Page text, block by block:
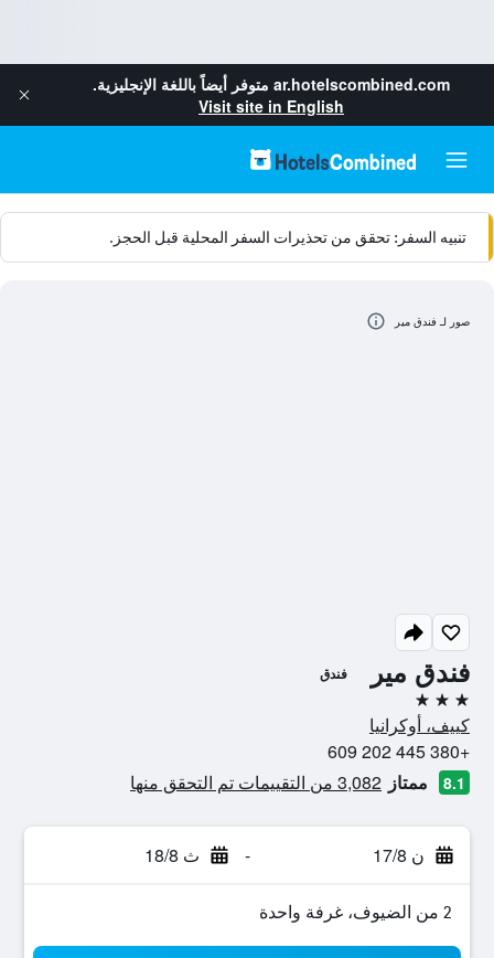
ar.hotelscombined.com متوفر أيضاً باللغة الإنجليزية.
Visit site in English
تنبيه السفر: تحقق من تحذيرات السفر المحلية قبل الحجز.
فندق مير فندق
3 نجوم
كييف، أوكرانيا
+380 445 202 609
8.1 ممتاز 3,082 من التقييمات تم التحقق منها
ن 17/8 - ث 18/8
2 من الضيوف، غرفة واحدة
صور لـ فندق مير